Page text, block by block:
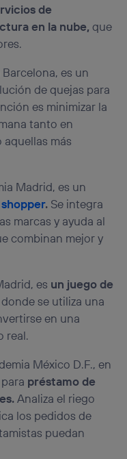
de
en la nube,que
es un
de quejas para
es minimizar la
tanto en
más
Madrid, es un
. Se integra
marcas y ayuda al
combinan mejor y
es un juego de
donde se utiliza una
en una
real.
México D.F., en
préstamo de
Analiza el riego
los pedidos de
puedan